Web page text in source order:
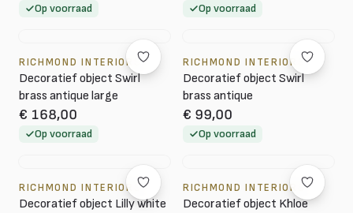
Op voorraad Op voorraad
RICHMOND INTERIORS
Decoratief object Swirl
brass antique large
€ 168,00
Op voorraad
RICHMOND INTERIORS
Decoratief object Swirl
brass antique
€ 99,00
Op voorraad
RICHMOND INTERIORS
Decoratief object Lilly white
RICHMOND INTERIORS
Decoratief object Khloe